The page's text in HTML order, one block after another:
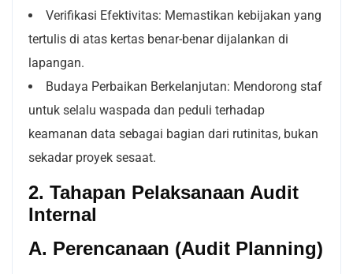
Verifikasi Efektivitas: Memastikan kebijakan yang
tertulis di atas kertas benar-benar dijalankan di
lapangan.
Budaya Perbaikan Berkelanjutan: Mendorong staf
untuk selalu waspada dan peduli terhadap
keamanan data sebagai bagian dari rutinitas, bukan
sekadar proyek sesaat.
2. Tahapan Pelaksanaan Audit
Internal
A. Perencanaan (Audit Planning)